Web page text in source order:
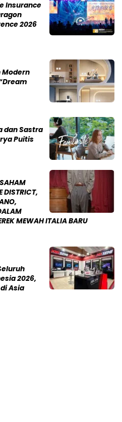
Insurance
2026
Modern
dan Sastra
Puitis
DISTRICT,
MEWAH ITALIA BARU
2026,
Asia